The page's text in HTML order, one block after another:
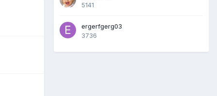
5141
ergerfgerg03
3736